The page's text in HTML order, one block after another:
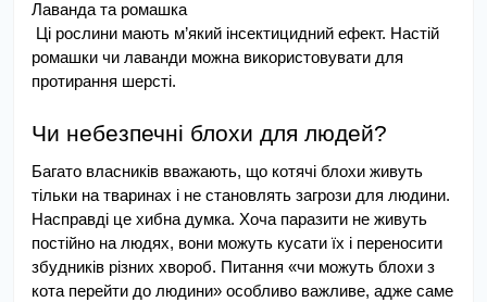
Лаванда та ромашка
ромашки чи лаванди можна використовувати для
протирання шерсті.
Чи небезпечні блохи для людей?
Багато власників вважають, що котячі блохи живуть
тільки на тваринах і не становлять загрози для людини.
Насправді це хибна думка. Хоча паразити не живуть
постійно на людях, вони можуть кусати їх і переносити
збудників різних хвороб. Питання «чи можуть блохи з
кота перейти до людини» особливо важливе, адже саме